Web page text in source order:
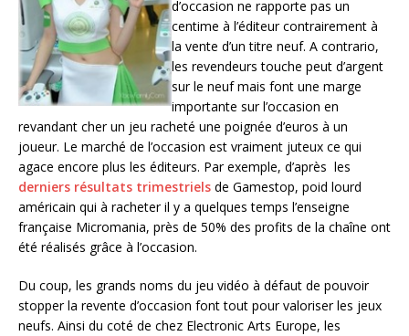
d’occasion ne rapporte pas un
centime à l’éditeur contrairement à
la vente d’un titre neuf. A contrario,
les revendeurs touche peut d’argent
sur le neuf mais font une marge
importante sur l’occasion en
revandant cher un jeu racheté une poignée d’euros à un
joueur. Le marché de l’occasion est vraiment juteux ce qui
agace encore plus les éditeurs. Par exemple, d’après les
derniers résultats trimestriels de Gamestop, poid lourd
américain qui à racheter il y a quelques temps l’enseigne
française Micromania, près de 50% des profits de la chaîne ont
été réalisés grâce à l’occasion.
Du coup, les grands noms du jeu vidéo à défaut de pouvoir
stopper la revente d’occasion font tout pour valoriser les jeux
neufs. Ainsi du coté de chez Electronic Arts Europe, les